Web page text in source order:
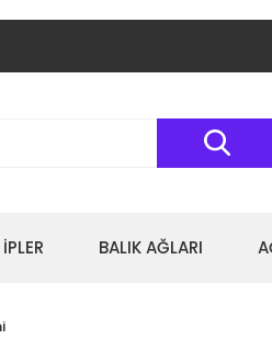
BALIK AĞLARI